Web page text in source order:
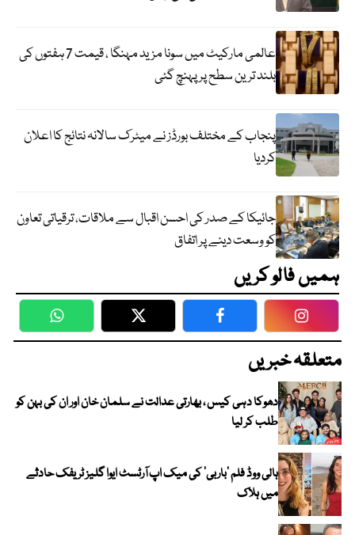
عالمی مارکیٹ میں سونا مزید مہنگا ، قیمت 7 ہفتوں کی
بلند ترین سطح پر پہنچ گئی
پنجاب کے مختلف بورڈز نے میٹرک سالانہ نتائج کا اعلان
کردیا
جائیکا کے صدر کی احسن اقبال سے ملاقات، ترقیاتی تعاون
کو وسعت دینے پر اتفاق
ہمیں فالو کریں
WhatsApp Twitter Facebook
متعلقہ خبریں
دھوکا دہی کیس ، بھارتی عدالت نے سلمان خان اور ان کی بہن کو
طلب کر لیا
ہالی ووڈ فلم ’باربی‘ کی میک اپ آرٹسٹ ایوا گلیز ٹریفک حادثے
میں ہلاک